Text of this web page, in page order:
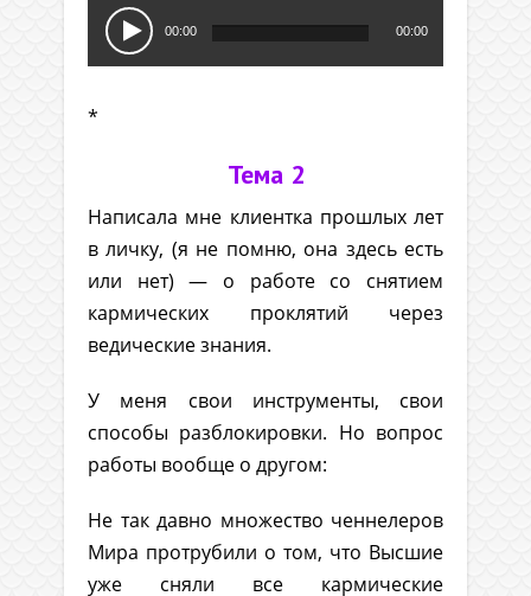
Аудиоплеер
00:00 00:00
*
Тема 2
Написала мне клиентка прошлых лет
в личку, (я не помню, она здесь есть
или нет) — о работе со снятием
кармических проклятий через
ведические знания.
У меня свои инструменты, свои
способы разблокировки. Но вопрос
работы вообще о другом:
Не так давно множество ченнелеров
Мира протрубили о том, что Высшие
уже сняли все кармические